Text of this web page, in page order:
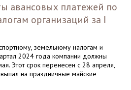
авансовых платежей по
организаций за I
земельному налогам и
2024 года компании должны
Этот срок перенесен с 28 апреля,
на праздничные майские